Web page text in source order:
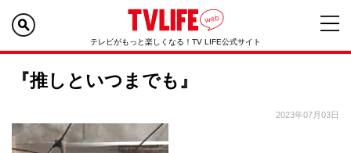
テレビがもっと楽しくなる！TV LIFE公式サイト
『推しといつまでも』
2023年07月03日